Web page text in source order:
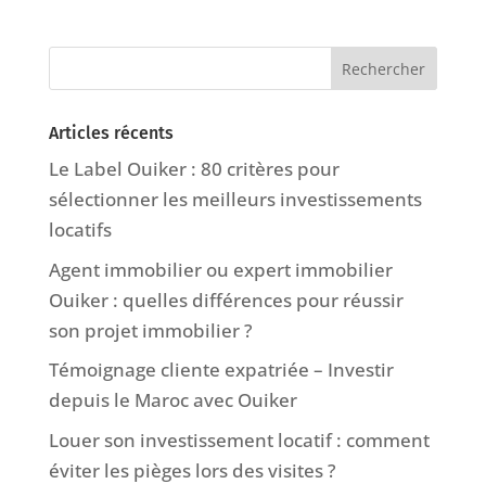
Articles récents
Le Label Ouiker : 80 critères pour
sélectionner les meilleurs investissements
locatifs
Agent immobilier ou expert immobilier
Ouiker : quelles différences pour réussir
son projet immobilier ?
Témoignage cliente expatriée – Investir
depuis le Maroc avec Ouiker
Louer son investissement locatif : comment
éviter les pièges lors des visites ?